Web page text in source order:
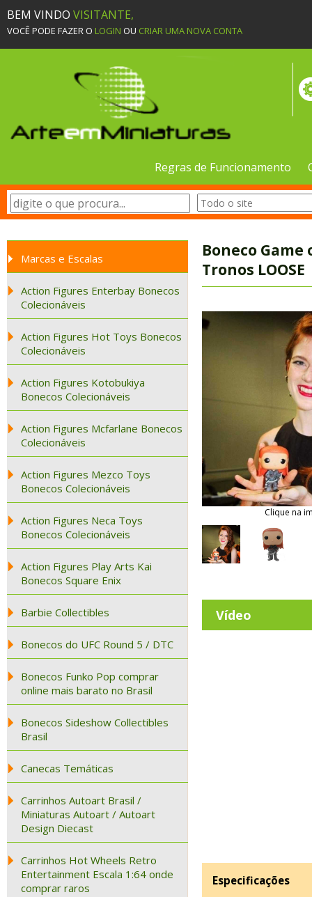
BEM VINDO VISITANTE,
VOCÊ PODE FAZER O LOGIN OU CRIAR UMA NOVA CONTA
Regras de Funcionamento
Marcas e Escalas
Action Figures Enterbay Bonecos
Colecionáveis
Action Figures Hot Toys Bonecos
Colecionáveis
Action Figures Kotobukiya
Bonecos Colecionáveis
Action Figures Mcfarlane Bonecos
Colecionáveis
Action Figures Mezco Toys
Bonecos Colecionáveis
Action Figures Neca Toys
Bonecos Colecionáveis
Action Figures Play Arts Kai
Bonecos Square Enix
Barbie Collectibles
Bonecos do UFC Round 5 / DTC
Bonecos Funko Pop comprar
online mais barato no Brasil
Bonecos Sideshow Collectibles
Brasil
Canecas Temáticas
Carrinhos Autoart Brasil /
Miniaturas Autoart / Autoart
Design Diecast
Carrinhos Hot Wheels Retro
Entertainment Escala 1:64 onde
comprar raros
Boneco
Tronos LOOSE
Clique na
Vídeo
Especificações